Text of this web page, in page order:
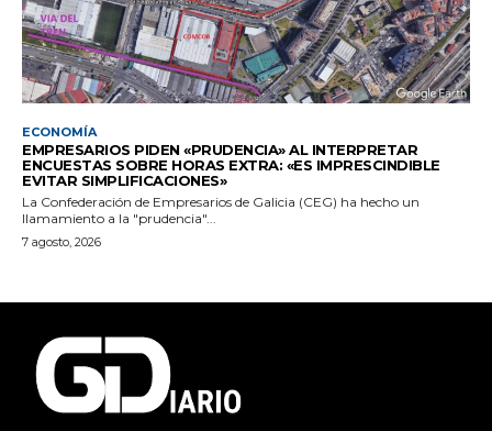
ECONOMÍA
EMPRESARIOS PIDEN «PRUDENCIA» AL INTERPRETAR
ENCUESTAS SOBRE HORAS EXTRA: «ES IMPRESCINDIBLE
EVITAR SIMPLIFICACIONES»
La Confederación de Empresarios de Galicia (CEG) ha hecho un
llamamiento a la "prudencia"...
7 agosto, 2026